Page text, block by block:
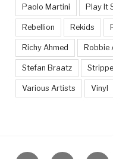
Paolo Martini Play It
Rebellion Rekids
Richy Ahmed Robbie
Stefan Braatz
Various Artists Vinyl